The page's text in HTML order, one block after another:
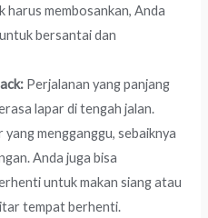
harus membosankan, Anda
bersantai dan
Perjalanan yang panjang
lapar di tengah jalan.
mengganggu, sebaiknya
Anda juga bisa
untuk makan siang atau
tempat berhenti.